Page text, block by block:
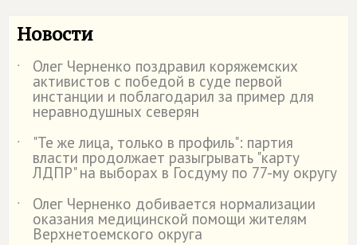
Новости
˙ Олег Черненко поздравил коряжемских
активистов с победой в суде первой
инстанции и поблагодарил за пример для
неравнодушных северян
˙
"Те же лица, только в профиль": партия
власти продолжает разыгрывать "карту
ЛДПР" на выборах в Госдуму по 77-му округу
˙
Олег Черненко добивается нормализации
оказания медицинской помощи жителям
Верхнетоемского округа